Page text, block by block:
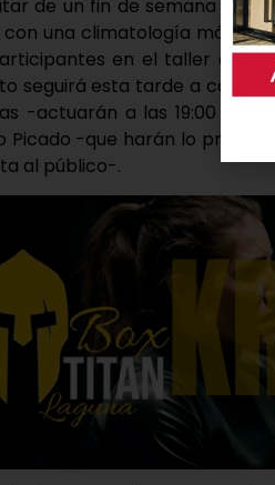
de un fin de semana con
con una climatología más
en el taller de
seguirá esta tarde a cargo
-actuarán a las 19:00
Picado -que harán lo propio
al público-.